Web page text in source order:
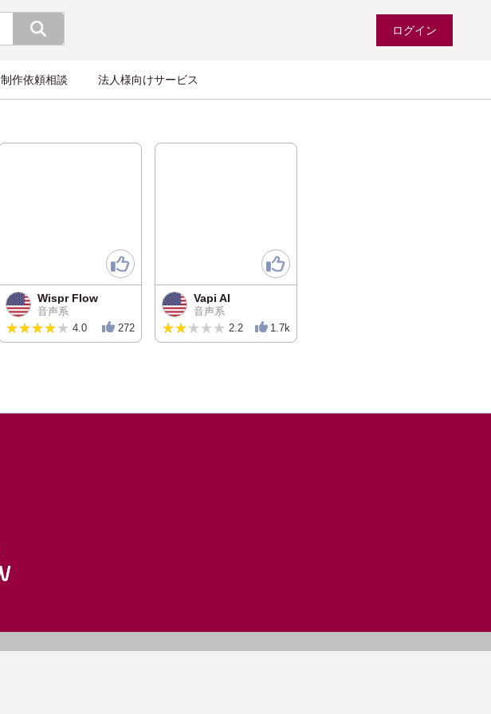
ログイン
制作依頼相談 法人様向けサービス
Wispr Flow
音声系
★★★★★
★★★★★ 4.0 272
Vapi AI
音声系
★★★★★
★★★★★ 2.2 1.7k